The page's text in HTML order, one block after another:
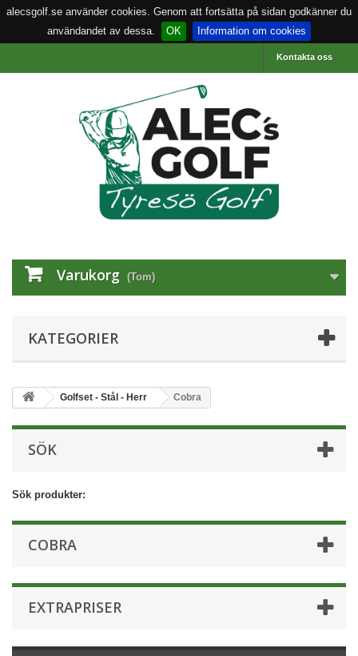
alecsgolf.se använder cookies. Genom att fortsätta på sidan godkänner du
användandet av dessa.
OK Information om cookies
Kontakta oss
Varukorg (Tom)
KATEGORIER
Golfset - Stål - Herr Cobra
SÖK
Sök produkter:
COBRA
EXTRAPRISER